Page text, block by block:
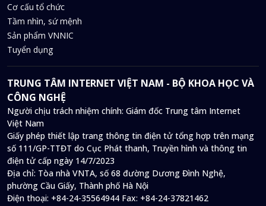
Cơ cấu tổ chức
Tầm nhìn, sứ mệnh
Sản phẩm VNNIC
Tuyển dụng
TRUNG TÂM INTERNET VIỆT NAM - BỘ KHOA HỌC VÀ
CÔNG NGHỆ
Người chịu trách nhiệm chính: Giám đốc Trung tâm Internet
Việt Nam
Giấy phép thiết lập trang thông tin điện tử tổng hợp trên mạng
số 111/GP-TTĐT do Cục Phát thanh, Truyền hình và thông tin
điện tử cấp ngày 14/7/2023
Địa chỉ: Tòa nhà VNTA, số 68 đường Dương Đình Nghệ,
phường Cầu Giấy, Thành phố Hà Nội
Điện thoại: +84-24-35564944 Fax: +84-24-37821462